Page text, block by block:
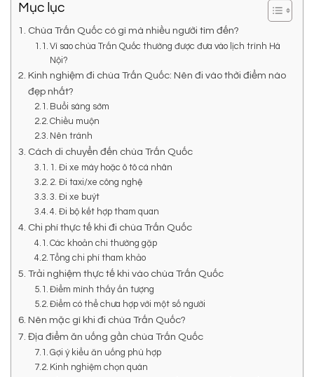
Mục lục
Chùa Trấn Quốc có gì mà nhiều người tìm đến?
Vì sao chùa Trấn Quốc thường được đưa vào lịch trình Hà
Nội?
Kinh nghiệm đi chùa Trấn Quốc: Nên đi vào thời điểm nào
đẹp nhất?
Buổi sáng sớm
Chiều muộn
Nên tránh
Cách di chuyển đến chùa Trấn Quốc
1. Đi xe máy hoặc ô tô cá nhân
2. Đi taxi/xe công nghệ
3. Đi xe buýt
4. Đi bộ kết hợp tham quan
Chi phí thực tế khi đi chùa Trấn Quốc
Các khoản chi thường gặp
Tổng chi phí tham khảo
Trải nghiệm thực tế khi vào chùa Trấn Quốc
Điểm mình thấy ấn tượng
Điểm có thể chưa hợp với một số người
Nên mặc gì khi đi chùa Trấn Quốc?
Địa điểm ăn uống gần chùa Trấn Quốc
Gợi ý kiểu ăn uống phù hợp
Kinh nghiệm chọn quán